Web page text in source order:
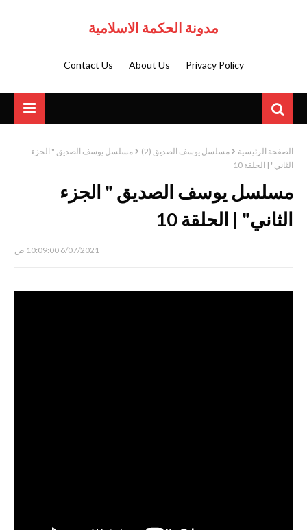
مدونة الحكمة الاسلامية
Privacy Policy
About Us
Contact Us
الصفحة الرئيسية مسلسل يوسف الصديق (2)
مسلسل يوسف الصديق " الجزء
الثاني" | الحلقة 10
مسلسل يوسف الصديق " الجزء
الثاني" | الحلقة 10
6/07/2021 10:09:00 ص